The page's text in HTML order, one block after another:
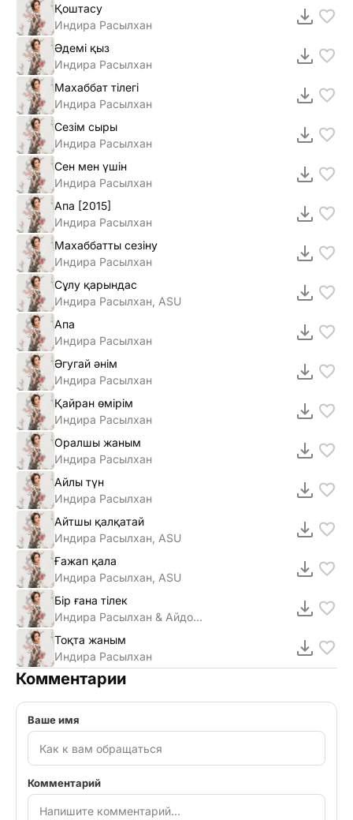
Қоштасу
Индира Расылхан
Әдемі қыз
Индира Расылхан
Махаббат тілегі
Индира Расылхан
Сезім сыры
Индира Расылхан
Сен мен үшін
Индира Расылхан
Апа [2015]
Индира Расылхан
Махаббатты сезiну
Индира Расылхан
Сұлу қарындас
Индира Расылхан, ASU
Апа
Индира Расылхан
Әгугай әнім
Индира Расылхан
Қайран өмірім
Индира Расылхан
Оралшы жаным
Индира Расылхан
Айлы түн
Индира Расылхан
Айтшы қалқатай
Индира Расылхан, ASU
Ғажап қала
Индира Расылхан, ASU
Бір ғана тілек
Индира Расылхан & Айдос Омаров
Тоқта жаным
Индира Расылхан
Комментарии
Ваше имя
Комментарий